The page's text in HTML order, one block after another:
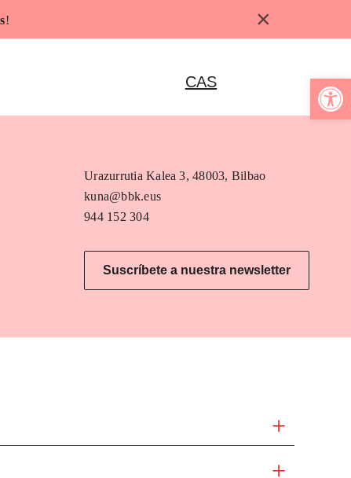
Abrir
! ×
CAS
Urazurrutia Kalea 3, 48003, Bilbao
kuna@bbk.eus
944 152 304
Suscríbete a nuestra newsletter